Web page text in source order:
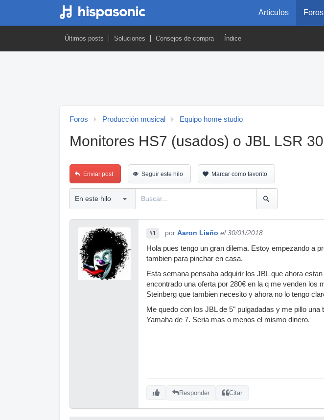
Artículos Foros
Últimos posts Soluciones Consejos de compra Índice
Foros Producción musical Equipo home studio
Monitores HS7 (usados) o JBL LSR
Enviar post Seguir este hilo Marcar como favorito
#1 por Aaron Liaño el 30/01/2018
Hola pues tengo un gran dilema. Estoy empezando a
tambien para pinchar en casa.
Esta semana pensaba adquirir los JBL que ahora
encontrado una oferta por 280€ en la q me venden los
Steinberg que tambien necesito y ahora no lo tengo
Me quedo con los JBL de 5" pulgadadas y me pillo
Yamaha de 7. Seria mas o menos el mismo dinero.
Responder Citar